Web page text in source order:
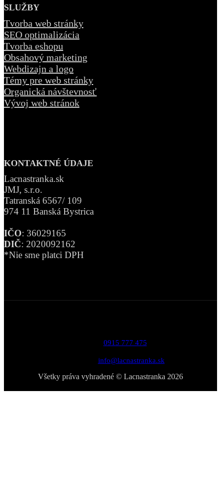
SLUŽBY
Tvorba web stránky
SEO optimalizácia
Tvorba eshopu
Obsahový marketing
Webdizajn a logo
Témy pre web stránky
Organická návštevnosť
Vývoj web stránok
KONTAKTNÉ ÚDAJE
Lacnastranka.sk
JMJ, s.r.o.
Tatranská 6567/ 109
974 11 Banská Bystrica
IČO: 36029165
DIČ: 2020092162
*Nie sme platci DPH
0915 777 475
info@lacnastranka.sk
Všetky práva vyhradené © Lacnastranka 2026